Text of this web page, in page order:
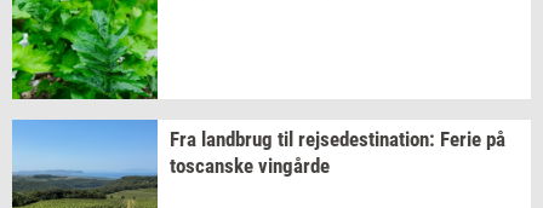
Fra land­brug til rej­se­desti­na­tion: Ferie på
toscan­ske vin­går­de